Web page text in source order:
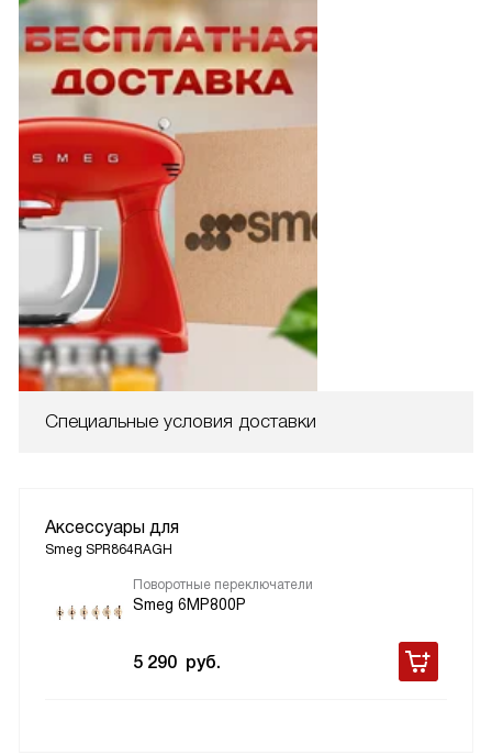
Специальные условия доставки
Аксессуары для
Smeg SPR864RAGH
Поворотные переключатели
Smeg 6MP800P
5 290 руб.